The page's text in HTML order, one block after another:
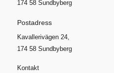
174 58 Sundbyberg
Postadress
Kavallerivägen 24,
174 58 Sundbyberg
Kontakt